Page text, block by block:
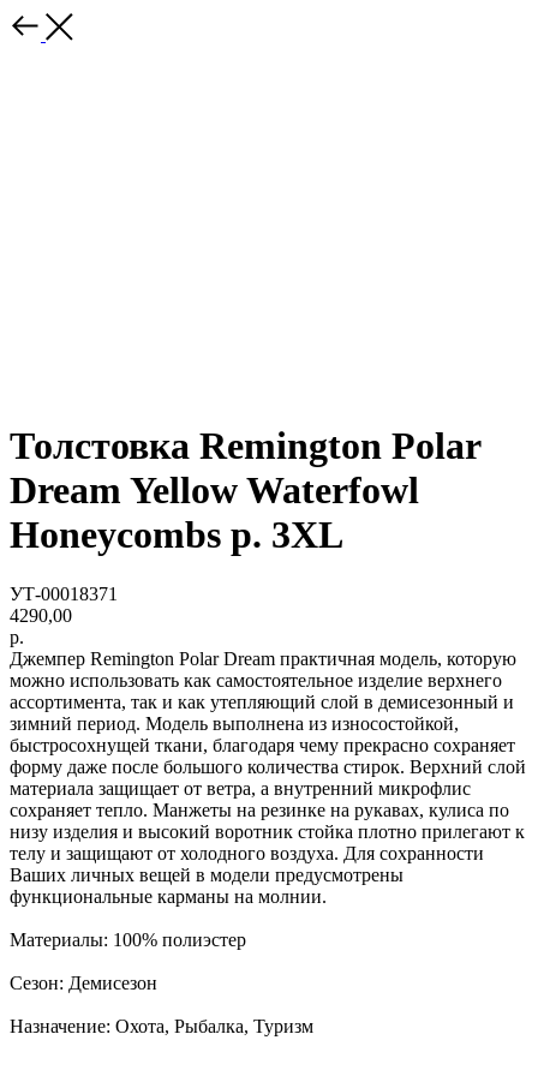
Толстовка Remington Polar
Dream Yellow Waterfowl
Honeycombs р. 3XL
УТ-00018371
4290,00
р.
Джемпер Remington Polar Dream практичная модель, которую
можно использовать как самостоятельное изделие верхнего
ассортимента, так и как утепляющий слой в демисезонный и
зимний период. Модель выполнена из износостойкой,
быстросохнущей ткани, благодаря чему прекрасно сохраняет
форму даже после большого количества стирок. Верхний слой
материала защищает от ветра, а внутренний микрофлис
сохраняет тепло. Манжеты на резинке на рукавах, кулиса по
низу изделия и высокий воротник стойка плотно прилегают к
телу и защищают от холодного воздуха. Для сохранности
Ваших личных вещей в модели предусмотрены
функциональные карманы на молнии.
Материалы: 100% полиэстер
Сезон: Демисезон
Назначение: Охота, Рыбалка, Туризм